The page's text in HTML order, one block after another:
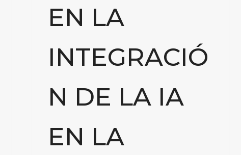
EN LA
INTEGRACIÓ
N DE LA IA
EN LA